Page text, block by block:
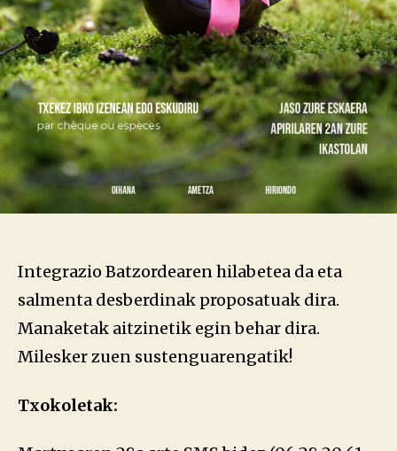
Integrazio Batzordearen hilabetea da eta
salmenta desberdinak proposatuak dira.
Manaketak aitzinetik egin behar dira.
Milesker zuen sustenguarengatik!
Txokoletak: